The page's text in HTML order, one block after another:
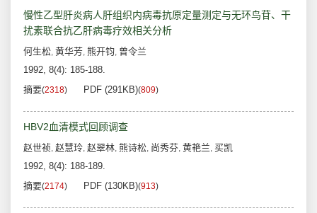
慢性乙型肝炎病人肝组织内病毒抗原定量测定与无环鸟苷、干
扰素联合抗乙肝病毒疗效相关分析
何生松, 黄华芳, 熊开钧, 曾令兰
1992, 8(4): 185-188.
摘要(2318) PDF (291KB)(809)
HBV2血清模式回顾调查
赵世祯, 赵慧玲, 赵翠林, 熊诗松, 尚秀芬, 黄艳兰, 买凯
1992, 8(4): 188-189.
摘要(2174) PDF (130KB)(913)